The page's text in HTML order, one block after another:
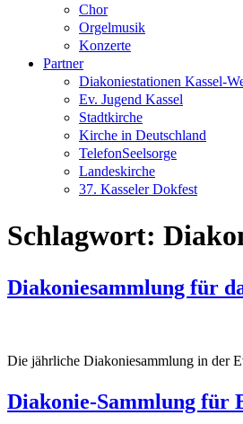
Chor
Orgelmusik
Konzerte
Partner
Diakoniestationen Kassel-
Ev. Jugend Kassel
Stadtkirche
Kirche in Deutschland
TelefonSeelsorge
Landeskirche
37. Kasseler Dokfest
Schlagwort:
Diakoniesammlung für
Die jährliche Diakoniesammlung in der
Diakonie-Sammlung für